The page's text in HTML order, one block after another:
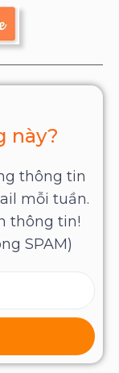
này?
thông tin
mỗi tuần.
thông tin!
SPAM)